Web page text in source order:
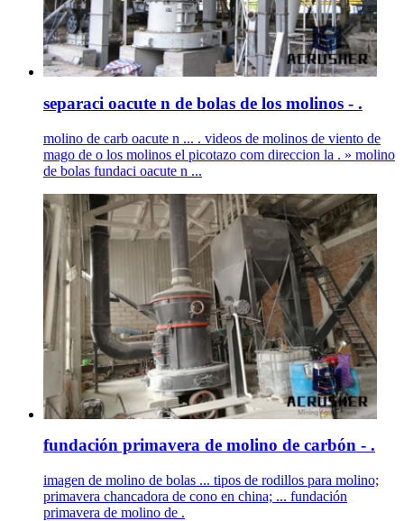
separaci oacute n de bolas de los molinos - .
molino de carb oacute n ... . videos de molinos de viento de
mago de o los molinos el picotazo com direccion la . » molino
de bolas fundaci oacute n ...
fundación primavera de molino de carbón - .
imagen de molino de bolas ... tipos de rodillos para molino;
primavera chancadora de cono en china; ... fundación
primavera de molino de .